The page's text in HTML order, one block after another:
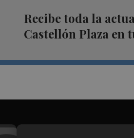
Recibe toda la
Castellón Plaza en